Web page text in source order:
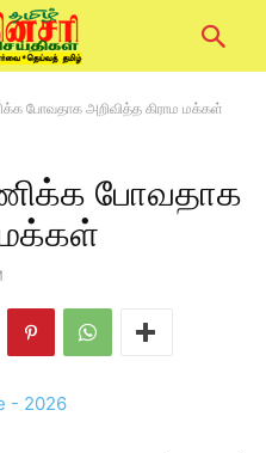
போவதாக அறிவித்த கிராம மக்கள்
போவதாக
மக்கள்